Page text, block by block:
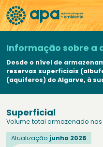
Informação sobre a
Desde o nível de
reservas superficiais
(aquíferos) do Algarve, à
Superficial
Volume total armazenado
Atualização:junho 2026